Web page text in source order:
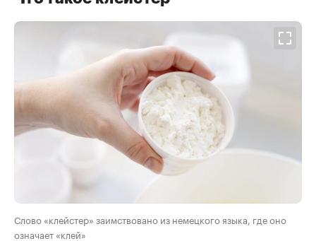
Слово «клейстер» заимствовано из немецкого языка, где оно
означает «клей»